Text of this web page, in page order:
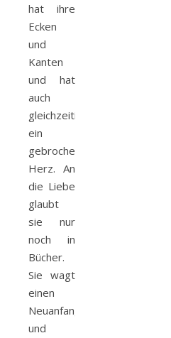
hat ihre
Ecken
und
Kanten
und hat
auch
gleichzeitig
ein
gebrochenes
Herz. An
die Liebe
glaubt
sie nur
noch in
Bücher.
Sie wagt
einen
Neuanfang
und